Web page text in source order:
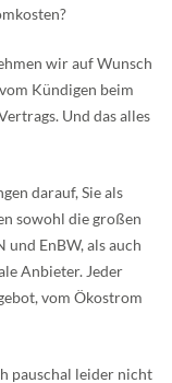
wir auf Wunsch
Kündigen beim
Und das alles
darauf, Sie als
sowohl die großen
EnBW, als auch
Anbieter. Jeder
vom Ökostrom
pauschal leider nicht